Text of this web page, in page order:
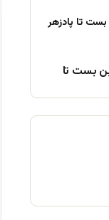
بست تا